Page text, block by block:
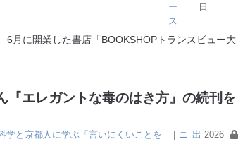
ー
ス
日
月に開業した書店「BOOKSHOPトランスビュー大
エレガントな毒のはき方』の続刊を
学と京都人に学ぶ「言いにくいことを
｜ ニ
出 2026